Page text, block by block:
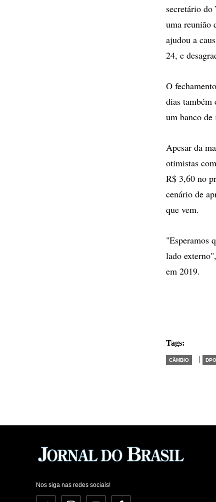
secretário
uma reunião
ajudou a
24, e
O
dias também
um banco de
Apesar da
otimistas
R$ 3,60 no
cenário de
que vem.
"Esperamos
lado
em 2019.
Tags:
CÂMBIO |
Nos siga nas redes sociais!